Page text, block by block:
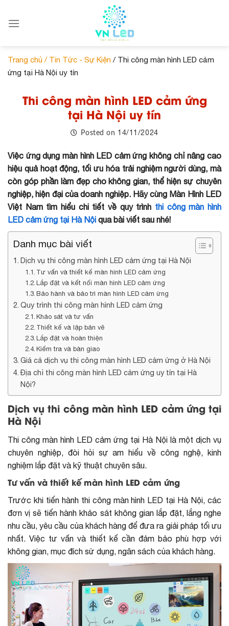
Trang chủ / Tin Tức - Sự Kiện / Thi công màn hình LED cảm
ứng tại Hà Nội uy tín
Thi công màn hình LED cảm ứng
tại Hà Nội uy tín
Posted on 14/11/2024
Việc ứng dụng màn hình LED cảm ứng không chỉ nâng cao
hiệu quả hoạt động, tối ưu hóa trải nghiệm người dùng, mà
còn góp phần làm đẹp cho không gian, thể hiện sự chuyên
nghiệp, hiện đại của doanh nghiệp. Hãy cùng Màn Hình LED
Việt Nam tìm hiểu chi tiết về quy trình thi công màn hình
LED cảm ứng tại Hà Nội qua bài viết sau nhé!
Danh mục bài viết
Dịch vụ thi công màn hình LED cảm ứng tại Hà Nội
Tư vấn và thiết kế màn hình LED cảm ứng
Lắp đặt và kết nối màn hình LED cảm ứng
Bảo hành và bảo trì màn hình LED cảm ứng
Quy trình thi công màn hình LED cảm ứng
Khảo sát và tư vấn
Thiết kế và lập bản vẽ
Lắp đặt và hoàn thiện
Kiểm tra và bàn giao
Giá cả dịch vụ thi công màn hình LED cảm ứng ở Hà Nội
Địa chỉ thi công màn hình LED cảm ứng uy tín tại Hà
Nội?
Dịch vụ thi công màn hình LED cảm ứng tại
Hà Nội
Thi công màn hình LED cảm ứng tại Hà Nội là một dịch vụ
chuyên nghiệp, đòi hỏi sự am hiểu về công nghệ, kinh
nghiệm lắp đặt và kỹ thuật chuyên sâu.
Tư vấn và thiết kế màn hình LED cảm ứng
Trước khi tiến hành thi công màn hình LED tại Hà Nội , các
đơn vị sẽ tiến hành khảo sát không gian lắp đặt, lắng nghe
nhu cầu, yêu cầu của khách hàng để đưa ra giải pháp tối ưu
nhất. Việc tư vấn và thiết kế cần đảm bảo phù hợp với
không gian, mục đích sử dụng, ngân sách của khách hàng.